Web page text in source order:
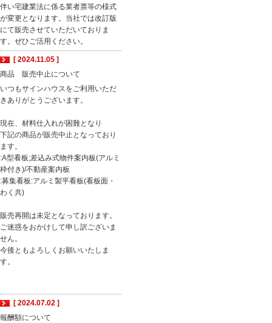
伴い宅建業法に係る業者票等の様式
が変更となります。当社では改訂版
にて販売させていただいておりま
す。ぜひご活用ください。
[ 2024.11.05 ]
商品 販売中止について
いつもサインハウスをご利用いただ
きありがとうございます。
現在、材料仕入れが困難となり
下記の商品が販売中止となっており
ます。
:A型看板;差込み式物件案内板(アルミ
枠付き)/不動産案内板
:募集看板:アルミ製平看板(看板面・
わく共)
販売再開は未定となっております。
ご迷惑をおかけして申し訳ございま
せん。
今後ともよろしくお願いいたしま
す。
[ 2024.07.02 ]
報酬額について